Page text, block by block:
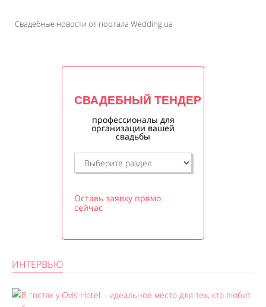
Свадебные новости от портала Wedding.ua
СВАДЕБНЫЙ ТЕНДЕР
профессионалы для
организации вашей
свадьбы
Оставь заявку прямо
сейчас
ИНТЕРВЬЮ